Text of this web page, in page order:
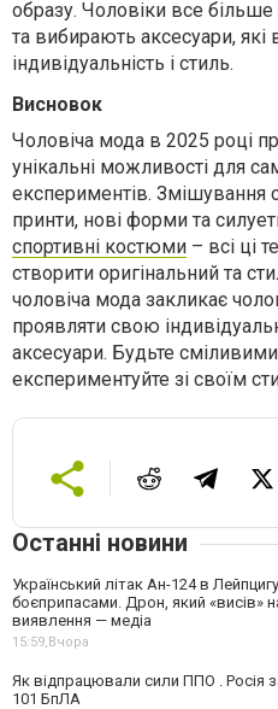
образу. Чоловіки все
та вибирають аксесуари,
індивідуальність і стиль.
Висновок
Чоловіча мода в 2025 році
унікальні можливості для
експериментів. Змішування
принти, нові форми та
спортивні костюми – всі ці
створити оригінальний та
чоловіча мода закликає
проявляти свою
аксесуари. Будьте
експериментуйте зі своїм
Останні новини
Український літак Ан-124 в
боєприпасами. Дрон, який «висів»
виявлення — медіа
15:59,Вчора
Як відпрацювали сили ППО . Росія
101 БпЛА